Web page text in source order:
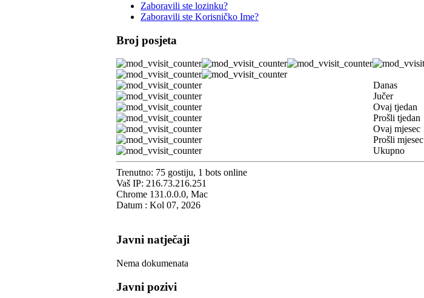
Zaboravili ste lozinku?
Zaboravili ste Korisničko Ime?
Broj posjeta
Danas
Jučer
Ovaj tjedan
Prošli tjedan
Ovaj mjesec
Prošli mjesec
Ukupno
Trenutno: 75 gostiju, 1 bots online
Vaš IP: 216.73.216.251
Chrome 131.0.0.0, Mac
Datum : Kol 07, 2026
Javni natječaji
Nema dokumenata
Javni pozivi